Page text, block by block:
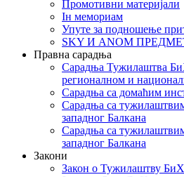
Промотивни материјали
Iн мемориам
Упуте за подношење
SKY И ANOM
Правна сарадња
Сарадња Тужилаштва
регионалном и
Сарадња са домаћим
Сарадња са
западног Балкана
Сарадња са
западног Балкана
Закони
Закон о Тужилаштву БиХ